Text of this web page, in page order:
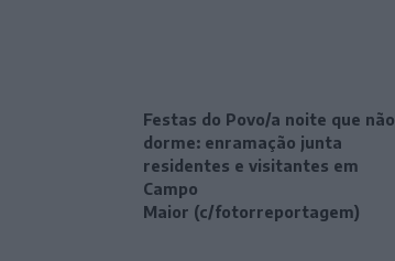
Festas do Povo/a noite que não
dorme: enramação junta
residentes e visitantes em
Campo
Maior (c/fotorreportagem)